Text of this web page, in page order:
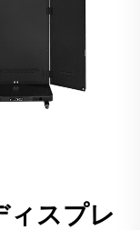
ィスプレ